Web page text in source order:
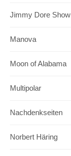
Jimmy Dore Show
Manova
Moon of Alabama
Multipolar
Nachdenkseiten
Norbert Häring